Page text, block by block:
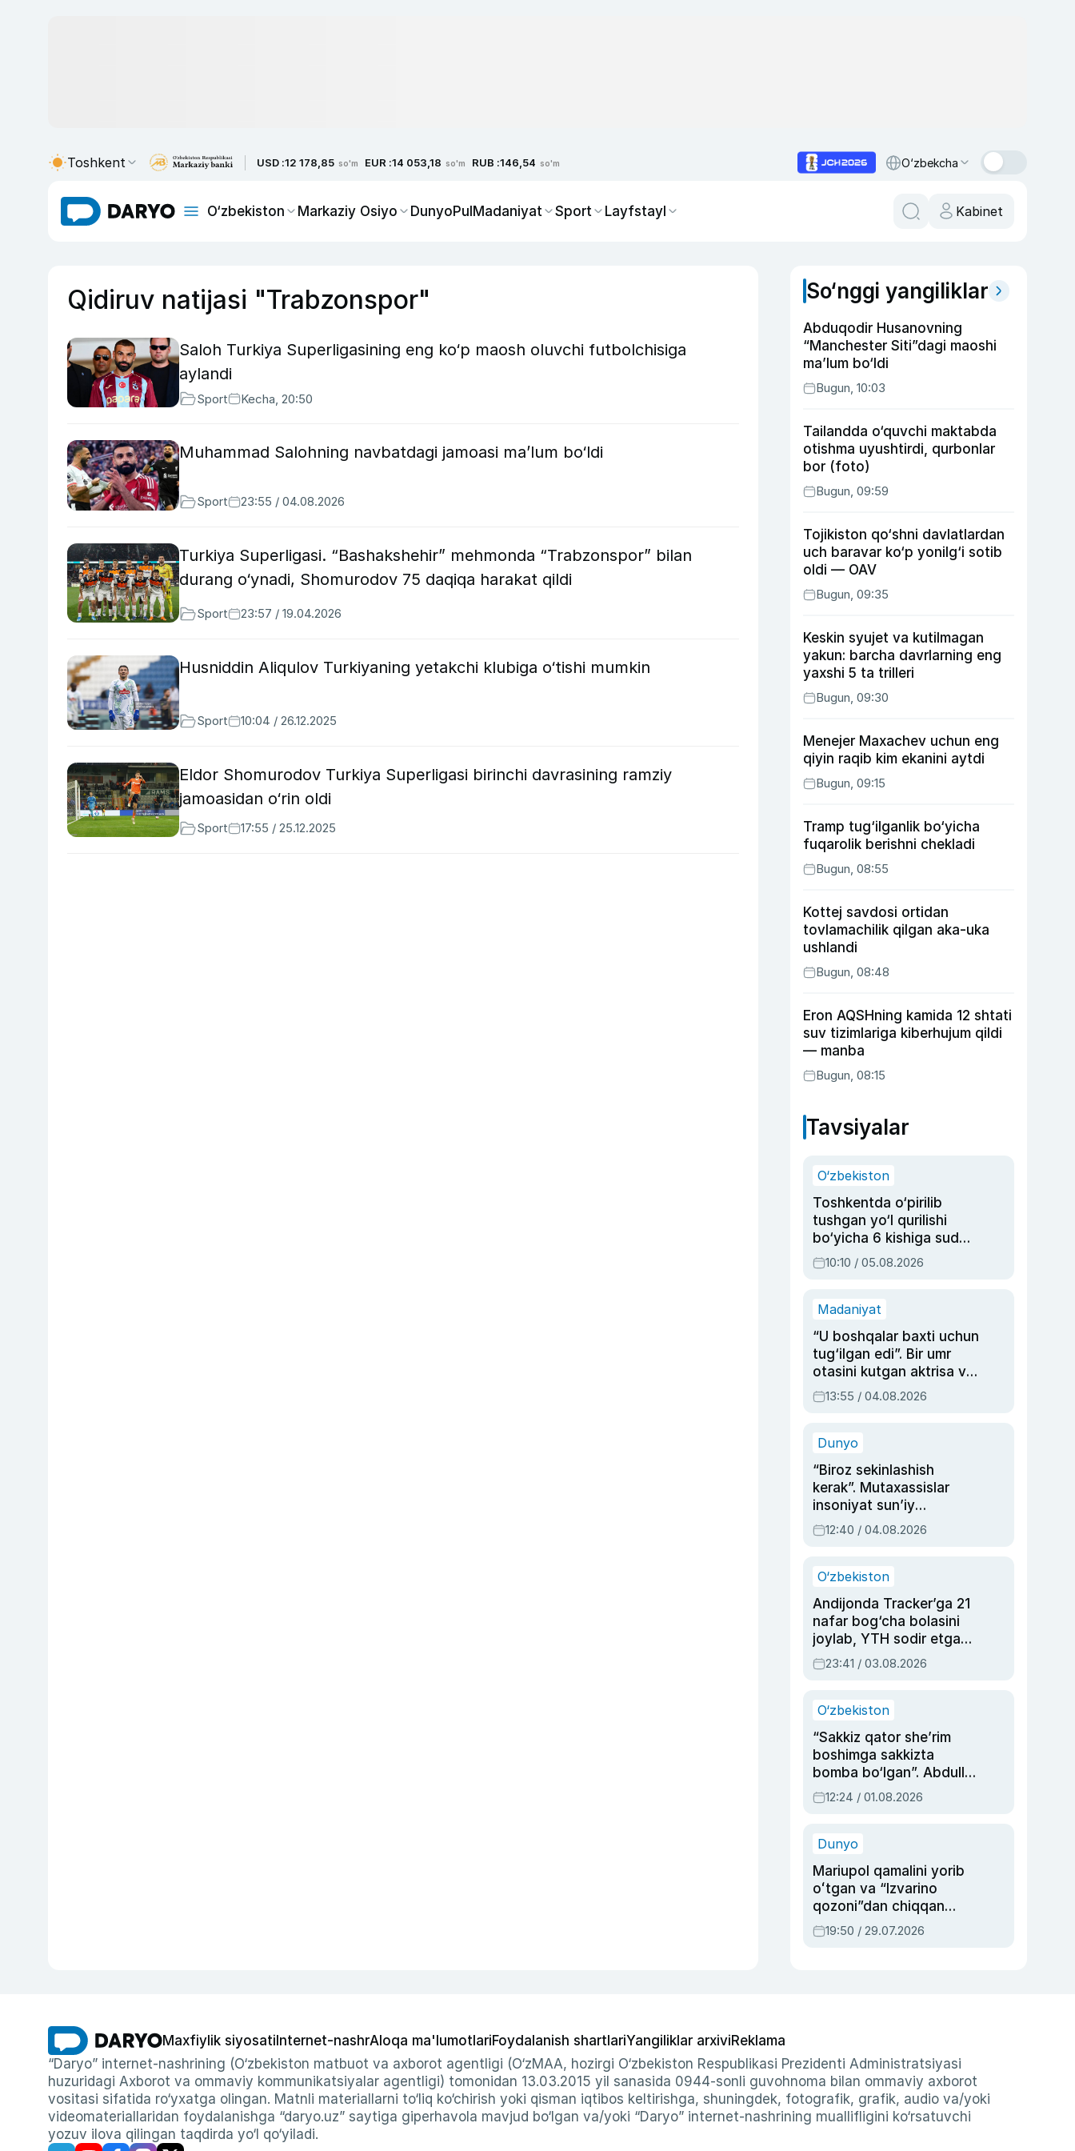
Toshkent USD :12 178,85 so'm EUR :14 053,18 so'm RUB :146,54 so'm O‘zbekcha
O‘zbekiston Markaziy Osiyo DunyoPulMadaniyat Sport Layfstayl Kabinet
Qidiruv natijasi "Trabzonspor"
Saloh Turkiya Superligasining eng ko‘p maosh oluvchi futbolchisiga
aylandi
Sport Kecha, 20:50
Muhammad Salohning navbatdagi jamoasi ma’lum bo‘ldi
Sport 23:55 / 04.08.2026
Turkiya Superligasi. “Bashakshehir” mehmonda “Trabzonspor” bilan
durang o‘ynadi, Shomurodov 75 daqiqa harakat qildi
Sport 23:57 / 19.04.2026
Husniddin Aliqulov Turkiyaning yetakchi klubiga o‘tishi mumkin
Sport 10:04 / 26.12.2025
Eldor Shomurodov Turkiya Superligasi birinchi davrasining ramziy
jamoasidan o‘rin oldi
Sport 17:55 / 25.12.2025
So‘nggi yangiliklar
Abduqodir Husanovning
“Manchester Siti”dagi maoshi
ma’lum bo‘ldi
Bugun, 10:03
Tailandda o‘quvchi maktabda
otishma uyushtirdi, qurbonlar
bor (foto)
Bugun, 09:59
Tojikiston qo‘shni davlatlardan
uch baravar ko‘p yonilg‘i sotib
oldi — OAV
Bugun, 09:35
Keskin syujet va kutilmagan
yakun: barcha davrlarning eng
yaxshi 5 ta trilleri
Bugun, 09:30
Menejer Maxachev uchun eng
qiyin raqib kim ekanini aytdi
Bugun, 09:15
Tramp tug‘ilganlik bo‘yicha
fuqarolik berishni chekladi
Bugun, 08:55
Kottej savdosi ortidan
tovlamachilik qilgan aka-uka
ushlandi
Bugun, 08:48
Eron AQSHning kamida 12 shtati
suv tizimlariga kiberhujum qildi
— manba
Bugun, 08:15
Tavsiyalar
O‘zbekiston
Toshkentda o‘pirilib
tushgan yo‘l qurilishi
bo‘yicha 6 kishiga sud
hukmi o‘qildi
10:10 / 05.08.2026
Madaniyat
“U boshqalar baxti uchun
tug‘ilgan edi”. Bir umr
otasini kutgan aktrisa va
dublyaj ustasi Rimma
Ahmedovaning
13:55 / 04.08.2026
Dunyo
“Biroz sekinlashish
kerak”. Mutaxassislar
insoniyat sun’iy
intellektni boshqara
olmay qolishidan xavotir
12:40 / 04.08.2026
O‘zbekiston
Andijonda Tracker’ga 21
nafar bog‘cha bolasini
joylab, YTH sodir etgan
ayolga sud hukmi o‘qildi
23:41 / 03.08.2026
O‘zbekiston
“Sakkiz qator she’rim
boshimga sakkizta
bomba bo‘lgan”. Abdulla
Oripovni siyosiy
ayblovlardan asrab
12:24 / 01.08.2026
Dunyo
Mariupol qamalini yorib
oʻtgan va “Izvarino
qozoni”dan chiqqan
qahramon — Ukraina
armiyasi bosh
19:50 / 29.07.2026
Maxfiylik siyosati Internet-nashrAloqa ma'lumotlariFoydalanish shartlariYangiliklar arxiviReklama
“Daryo” internet-nashrining (O‘zbekiston matbuot va axborot agentligi (O‘zMAA, hozirgi O‘zbekiston Respublikasi Prezidenti Administratsiyasi
huzuridagi Axborot va ommaviy kommunikatsiyalar agentligi) tomonidan 13.03.2015 yil sanasida 0944-sonli guvohnoma bilan ommaviy axborot
vositasi sifatida ro‘yxatga olingan. Matnli materiallarni to‘liq ko‘chirish yoki qisman iqtibos keltirishga, shuningdek, fotografik, grafik, audio va/yoki
videomateriallaridan foydalanishga “daryo.uz” saytiga giperhavola mavjud bo‘lgan va/yoki “Daryo” internet-nashrining muallifligini ko‘rsatuvchi
yozuv ilova qilingan taqdirda yo‘l qo‘yiladi.